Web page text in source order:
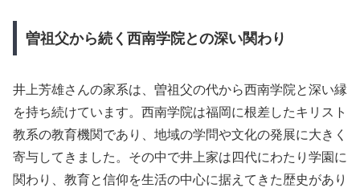
曽祖父から続く西南学院との深い関わり
井上芳雄さんの家系は、曽祖父の代から西南学院と深い縁
を持ち続けています。西南学院は福岡に根差したキリスト
教系の教育機関であり、地域の学問や文化の発展に大きく
寄与してきました。その中で井上家は四代にわたり学園に
関わり、教育と信仰を生活の中心に据えてきた歴史があり